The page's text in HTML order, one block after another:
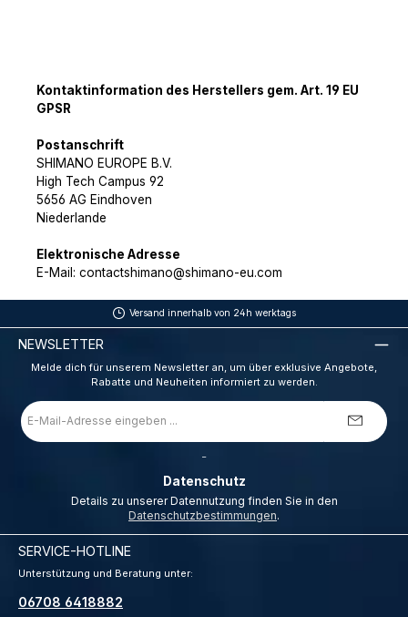
Kontaktinformation des Herstellers gem. Art. 19 EU
GPSR
Postanschrift
SHIMANO EUROPE B.V.
High Tech Campus 92
5656 AG Eindhoven
Niederlande
Elektronische Adresse
E-Mail: contactshimano@shimano-eu.com
Versand innerhalb von 24h werktags
NEWSLETTER
Melde dich für unserem Newsletter an, um über exklusive Angebote,
Rabatte und Neuheiten informiert zu werden.
E-
Mail-
Adresse
Datenschutz
Datenschutzbestimmungen.
SERVICE-HOTLINE
Unterstützung und Beratung unter:
06708 6418882